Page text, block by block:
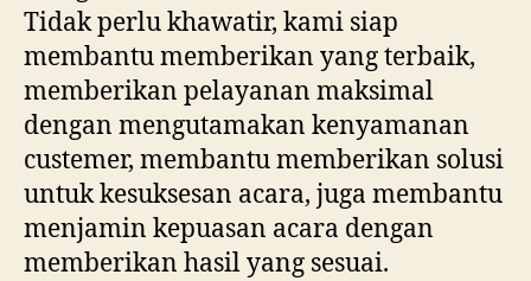
Tidak perlu khawatir, kami siap
membantu memberikan yang terbaik,
memberikan pelayanan maksimal
dengan mengutamakan kenyamanan
custemer, membantu memberikan solusi
untuk kesuksesan acara, juga membantu
menjamin kepuasan acara dengan
memberikan hasil yang sesuai.